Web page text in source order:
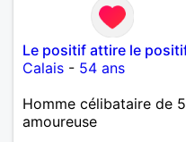
Le positif attire le
Calais - 54 ans
Homme célibataire de
amoureuse